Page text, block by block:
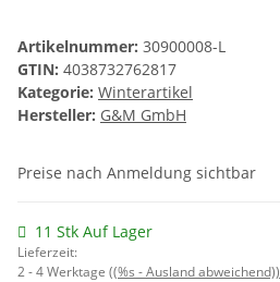
Artikelnummer: 30900008-L
GTIN: 4038732762817
Kategorie: Winterartikel
Hersteller: G&M GmbH
Preise nach Anmeldung sichtbar
11 Stk Auf Lager
Lieferzeit:
2 - 4 Werktage ((%s - Ausland abweichend))